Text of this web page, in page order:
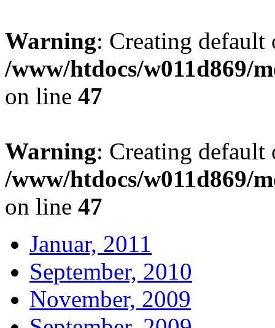
Warning: Creating
/www/htdocs/w011d869/
on line 47
Warning: Creating
/www/htdocs/w011d869/
on line 47
Januar, 2011
September, 2010
November, 2009